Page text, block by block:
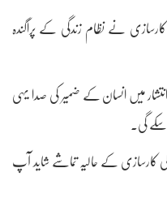
کارسازی نے نظام زندگی کے پراگندہ
میں انسان کے ضمیر کی صدا یہی
گی۔
کارسازی کے حالیہ تماشے شاید آپ